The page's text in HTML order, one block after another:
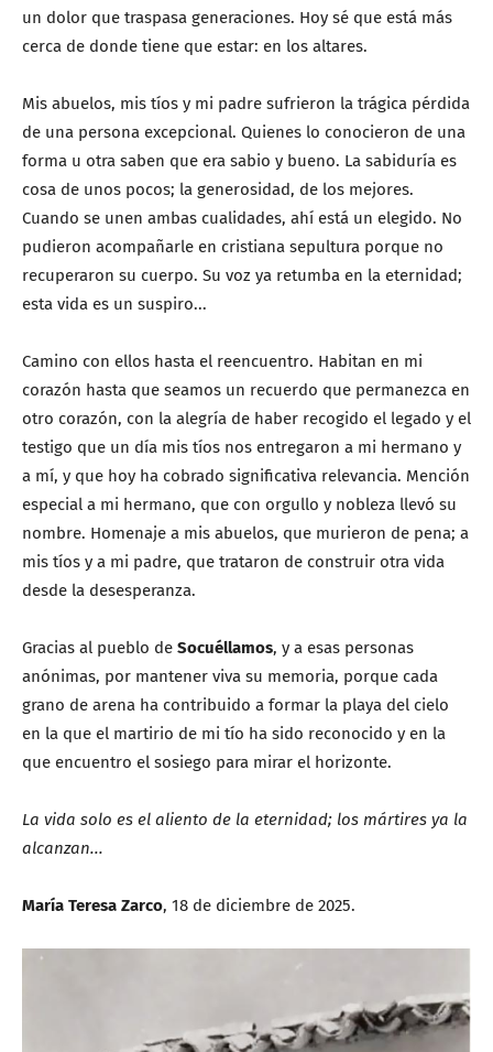
un dolor que traspasa generaciones. Hoy sé que está más
cerca de donde tiene que estar: en los altares.
Mis abuelos, mis tíos y mi padre sufrieron la trágica pérdida
de una persona excepcional. Quienes lo conocieron de una
forma u otra saben que era sabio y bueno. La sabiduría es
cosa de unos pocos; la generosidad, de los mejores.
Cuando se unen ambas cualidades, ahí está un elegido. No
pudieron acompañarle en cristiana sepultura porque no
recuperaron su cuerpo. Su voz ya retumba en la eternidad;
esta vida es un suspiro...
Camino con ellos hasta el reencuentro. Habitan en mi
corazón hasta que seamos un recuerdo que permanezca en
otro corazón, con la alegría de haber recogido el legado y el
testigo que un día mis tíos nos entregaron a mi hermano y
a mí, y que hoy ha cobrado significativa relevancia. Mención
especial a mi hermano, que con orgullo y nobleza llevó su
nombre. Homenaje a mis abuelos, que murieron de pena; a
mis tíos y a mi padre, que trataron de construir otra vida
desde la desesperanza.
Gracias al pueblo de Socuéllamos, y a esas personas
anónimas, por mantener viva su memoria, porque cada
grano de arena ha contribuido a formar la playa del cielo
en la que el martirio de mi tío ha sido reconocido y en la
que encuentro el sosiego para mirar el horizonte.
La vida solo es el aliento de la eternidad; los mártires ya la
alcanzan...
María Teresa Zarco, 18 de diciembre de 2025.